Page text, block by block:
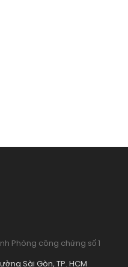
Phòng công chứng số 1
Sài Gòn, TP. HCM